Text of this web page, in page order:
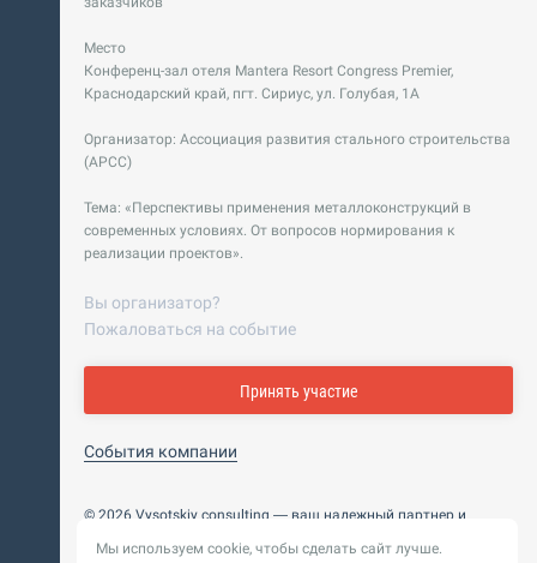
Место
Конференц-зал отеля Mantera Resort Congress Premier,
Краснодарский край, пгт. Сириус, ул. Голубая, 1А
Организатор: Ассоциация развития стального строительства
(АРСС)
Тема: «Перспективы применения металлоконструкций в
современных условиях. От вопросов нормирования к
реализации проектов».
Вы организатор?
Пожаловаться на событие
Принять участие
События компании
© 2026 Vysotskiy consulting — ваш надежный партнер и
Цифровизация, BIM, ИИ. Внедряем и оптимизируем
Мы используем cookie, чтобы сделать сайт лучше.